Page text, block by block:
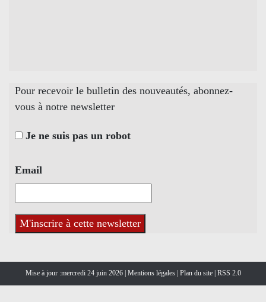
Pour recevoir le bulletin des nouveautés, abonnez-
vous à notre newsletter
Je ne suis pas un robot
Email
Mise à jour :mercredi 24 juin 2026 | Mentions légales Plan du site RSS 2.0